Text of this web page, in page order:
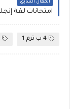
المقال السابق
4 ب ترم 1